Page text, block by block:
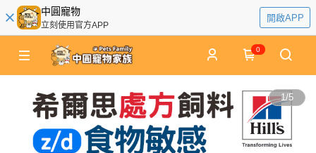
中圓寵物
立刻使用官方APP
開啟APP
0
1/5